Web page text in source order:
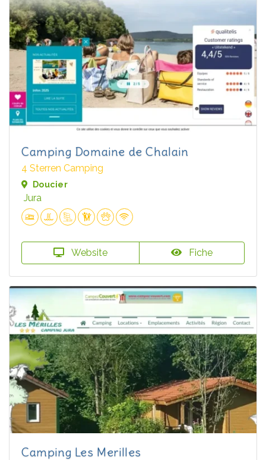
Camping Domaine de Chalain
4 Sterren Camping
Doucier
Jura
Website Fiche
Camping Les Merilles